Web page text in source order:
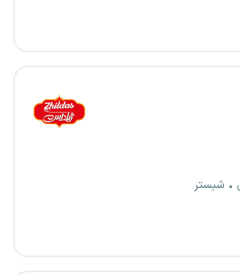
شبستر